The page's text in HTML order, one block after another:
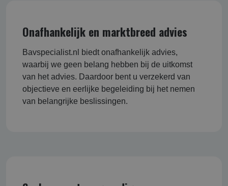
Onafhankelijk en marktbreed advies
Bavspecialist.nl biedt onafhankelijk advies,
waarbij we geen belang hebben bij de uitkomst
van het advies. Daardoor bent u verzekerd van
objectieve en eerlijke begeleiding bij het nemen
van belangrijke beslissingen.